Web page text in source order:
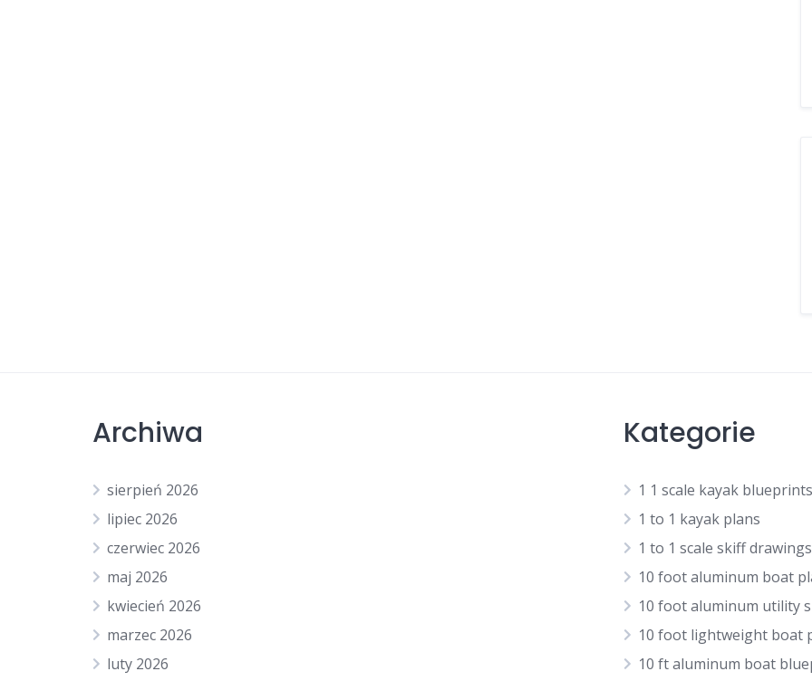
Archiwa
sierpień 2026
lipiec 2026
czerwiec 2026
maj 2026
kwiecień 2026
marzec 2026
luty 2026
Kategorie
1 1 scale kayak blueprints
1 to 1 kayak plans
1 to 1 scale skiff drawings
10 foot aluminum boat
10 foot aluminum utility
10 foot lightweight boat
10 ft aluminum boat